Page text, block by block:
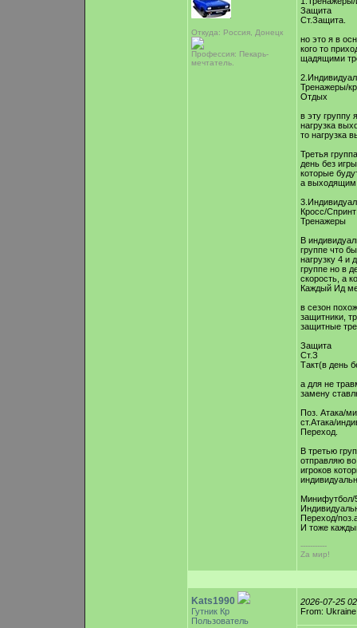
Откуда: Россия, Донецк
Профессия: Пекарь-
мечтатель.
Защита
Ст.Защита.
но это я в
кого то
щадящими
Тренажеры/
Отдых
в эту группу
нагрузка
то нагрузка
Третья
день без
которые
а
Кросс/Спринт
Тренажеры
В
группе что
нагрузку 4 и
группе но в
скорость, а
Каждый Ид
в сезон
защитники,
защитные
Защита
Ст.З
Такт(в день
а для не
замену
Поз. Атака/
ст.Атака/
Переход.
В третью
отправляю
игроков
Минифутбол/
Переход/
И тоже
-----------
Zа мир!
Kats1990
Гутник Кр
Пользователь
2026-07-25
From: Ukraine